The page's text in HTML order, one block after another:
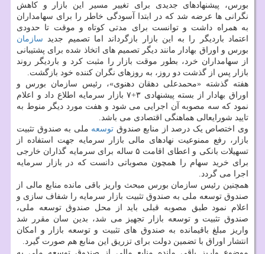
بورس، پیشنهادهای جدیدی برای تغییر مسیر این بازار و کاهش
نگرانی ها عرضه شد که در ابتدا آسودگی خاطر را برای سهامداران
به همراه داشت و توانست برای مدتی کوتاه و موقت تا حدودی
اعتماد باردیگر را به این بازار بازگرداند اما تصمیم جدید سازمان
بورس و اوراق بهادار مانند دیگر تصمیم های اتخاذ شده برای پشتیبانی
از سهامداران خرد، بطور موقت بازار را مثبت کرد و باردیگر روند
بازار پس از گذشت دو روز، به روزهای نگران کننده خود بازگشت.
هفته گذشته «محمدعلی دهقان دهنوی»، رئیس سازمان بورس و
اوراق بهادار از بسته پیشنهادی ۳+۷ بازار سرمایه اطلاع داد و اعلام
نمود که سه مصوبه آن اجرایی می شود و هفت مورد دیگر منوط به
تایید شورایعالی هماهنگی اقتصادی می باشد.
وی اختصاص یک درصد از منابع صندوق توسعه ملی به صندوق تثبیت
بازار، رفع ممنوعیت نهادهای مالی بازار سرمایه جهت استفاده از
تسهیلات بانکی و اعطای اقامت ۵ ساله برای سرمایه گذاران خارجی
برای خرید سهام را همچون مصوباتی دانست که در بازار سرمایه
اجرا می گردد.
همچنین رئیس سازمان بورس مبحث واریز باقی مانده منابع مالی از
صندوق توسعه ملی به صندوق تثبیت بازار سرمایه را شفاف سازی و
اعلام نمود طبق مصوبه قبلی باید از محل صندوق توسعه ملی،
صندوق تثبیت و توسعه بازار تجهیز می شد، بدین سان مقرر شد
واریز مبلغ باقیمانده به صندوق های تثبیت و توسعه بازار و امکان
انتشار اوراق با تضمین دولت برای تزریق این منابع هم صورت گیرد.